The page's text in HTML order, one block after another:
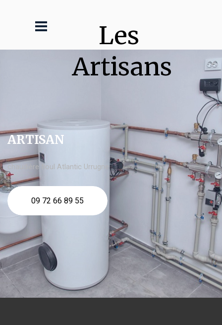
Les
Artisans
ARTISAN
chaudière fioul Atlantic Urrugne
09 72 66 89 55